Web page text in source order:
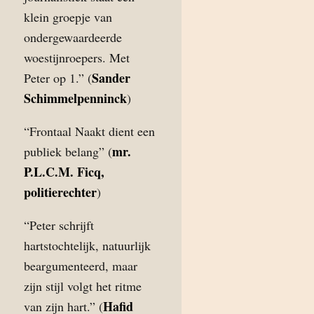
klein groepje van
ondergewaardeerde
woestijnroepers. Met
Peter op 1.” (Sander
Schimmelpenninck)
“Frontaal Naakt dient een
publiek belang” (mr.
P.L.C.M. Ficq,
politierechter)
“Peter schrijft
hartstochtelijk, natuurlijk
beargumenteerd, maar
zijn stijl volgt het ritme
van zijn hart.” (Hafid